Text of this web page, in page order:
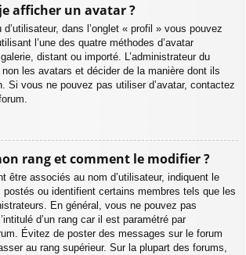
afficher un avatar ?
d’utilisateur, dans l’onglet « profil » vous pouvez
l’une des quatre méthodes d’avatar
distant ou importé. L’administrateur du
les avatars et décider de la manière dont ils
Si vous ne pouvez pas utiliser d’avatar, contactez
rang et comment le modifier ?
être associés au nom d’utilisateur, indiquent le
postés ou identifient certains membres tels que les
En général, vous ne pouvez pas
d’un rang car il est paramétré par
Évitez de poster des messages sur le forum
au rang supérieur. Sur la plupart des forums,